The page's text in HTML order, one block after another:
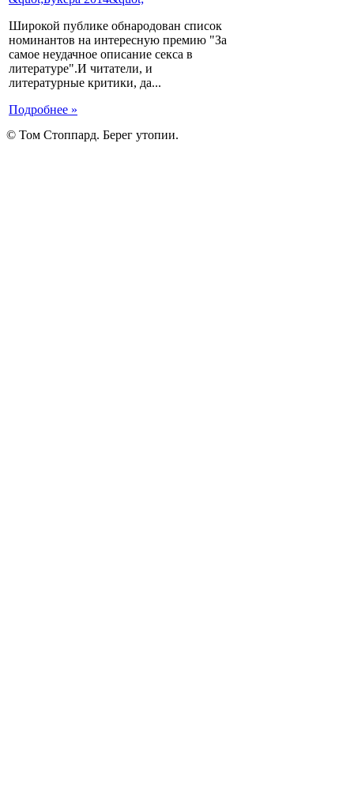
Широкой публике обнародован список
номинантов на интересную премию "За
самое неудачное описание секса в
литературе".И читатели, и
литературные критики, да...
Подробнее »
© Том Стоппард. Берег утопии.